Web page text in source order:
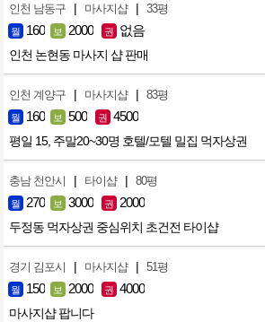
인천 남동구 | 마사지샵 | 33평
월 160 보 2000 권 없음
인천 논현동 마사지 샵 판매
인천 계양구 | 마사지샵 | 83평
월 160 보 500 권 4500
평일 15, 주말20~30명 호텔/모텔 밀집 먹자상권
충남 천안시 | 타이샵 | 80평
월 270 보 3000 권 2000
두정동 먹자상권 중심위치 초건전 타이샵
경기 김포시 | 마사지샵 | 51평
월 150 보 2000 권 4000
마사지샵 팝니다